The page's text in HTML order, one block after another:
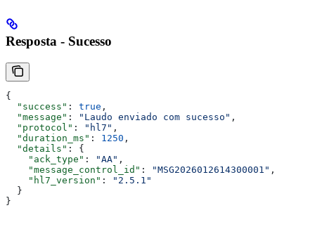
Resposta - Sucesso
{
  "success"
: true ,
  "message"
: "Laudo enviado com sucesso" ,
  "protocol"
: "hl7" ,
  "duration_ms"
: 1250 ,
  "details"
: {
    "ack_type"
: "AA" ,
    "message_control_id"
: "MSG2026012614300001" ,
    "hl7_version"
:
"2.5.1"
  }
}